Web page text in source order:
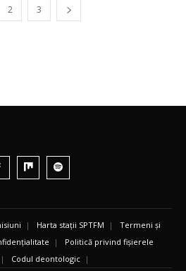
2 3
| Harta stații SPTFM | Termeni și
| Politică privind fișierele
| Codul deontologic |